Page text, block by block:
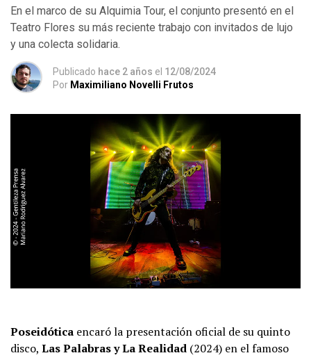
En el marco de su Alquimia Tour, el conjunto presentó en el
Teatro Flores su más reciente trabajo con invitados de lujo
y una colecta solidaria.
Publicado hace 2 años el 12/08/2024
Por Maximiliano Novelli Frutos
Poseidótica encaró la presentación oficial de su quinto
disco, Las Palabras y La Realidad (2024) en el famoso